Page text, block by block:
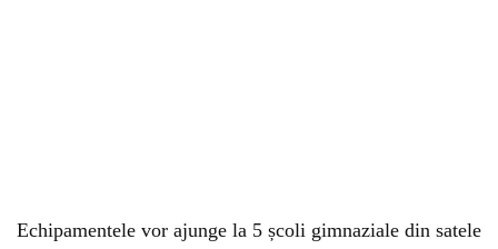
Echipamentele vor ajunge la 5 școli gimnaziale din satele